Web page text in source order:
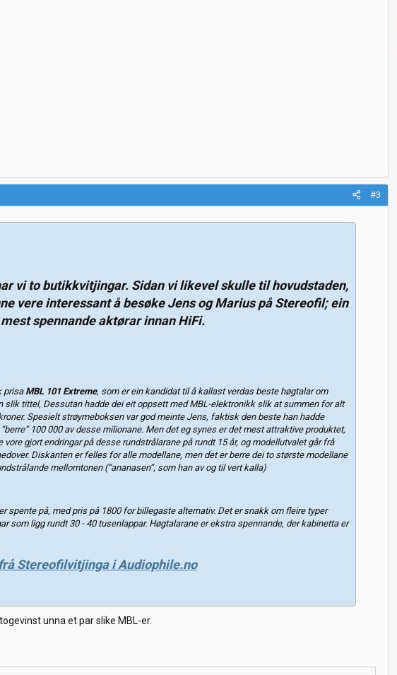
#3
vi to butikkvitjingar. Sidan vi likevel skulle til hovudstaden,
vere interessant å besøke Jens og Marius på Stereofil; ein
spennande aktørar innan HiFi.
prisa MBL 101 Extreme, som er ein kandidat til å kallast verdas beste høgtalar om
slik tittel, Dessutan hadde dei eit oppsett med MBL-elektronikk slik at summen for alt
Spesielt strøymeboksen var god meinte Jens, faktisk den beste han hadde
100 000 av desse milionane. Men det eg synes er det mest attraktive produktet,
vore gjort endringar på desse rundstrålarane på rundt 15 år, og modellutvalet går frå
Diskanten er felles for alle modellane, men det er berre dei to største modellane
mellomtonen (“ananasen”, som han av og til vert kalla)
spente på, med pris på 1800 for billegaste alternativ. Det er snakk om fleire typer
som ligg rundt 30 - 40 tusenlappar. Høgtalarane er ekstra spennande, der kabinetta er
Stereofilvitjinga i Audiophile.no
unna et par slike MBL-er.